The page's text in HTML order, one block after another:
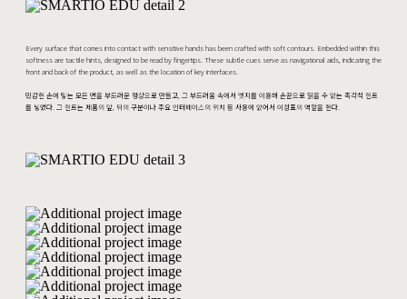
Every surface that comes into contact with sensitive hands has been crafted with soft contours. Embedded within this
softness are tactile hints, designed to be read by fingertips. These subtle cues serve as navigational aids, indicating the
front and back of the product, as well as the location of key interfaces.
민감한 손에 닿는 모든 면을 부드러운 형상으로 만들고, 그 부드러움 속에서 엣지를 이용해 손끝으로 읽을 수 있는 촉각적 힌트
를 넣었다. 그 힌트는 제품의 앞, 뒤의 구분이나 주요 인터페이스의 위치 등 사용에 있어서 이정표의 역할을 한다.